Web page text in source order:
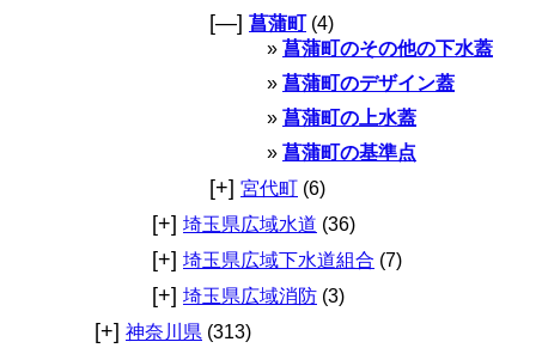
[—] 菖蒲町(4)
菖蒲町のその他の下水蓋
菖蒲町のデザイン蓋
菖蒲町の上水蓋
菖蒲町の基準点
[+] 宮代町 (6)
[+] 埼玉県広域水道 (36)
[+] 埼玉県広域下水道組合 (7)
[+] 埼玉県広域消防 (3)
[+] 神奈川県 (313)